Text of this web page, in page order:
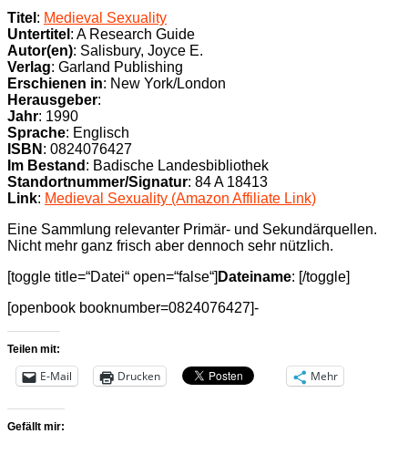
Titel : Medieval Sexuality
Untertitel : A Research Guide
Autor(en): Salisbury, Joyce E.
Verlag: Garland Publishing
Erschienen in: New York/London
Herausgeber:
Jahr: 1990
Sprache: Englisch
ISBN : 0824076427
Im Bestand : Badische Landesbibliothek
Standortnummer/Signatur: 84 A 18413
Link: Medieval Sexuality (Amazon Affiliate Link)
Eine Sammlung relevanter Primär- und Sekundärquellen.
Nicht mehr ganz frisch aber dennoch sehr nützlich.
[toggle title=“Datei“ open=“false“] Dateiname: [/toggle]
[openbook booknumber=0824076427]-
Teilen mit:
E-Mail Drucken Mehr
Gefällt mir: